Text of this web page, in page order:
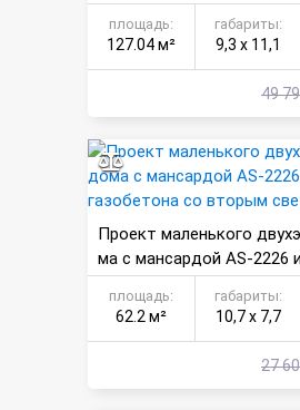
она
площадь:
127.04 м²
габариты:
9,3 х 11,1
49
Проект маленького
ма с мансардой AS-2226
а со вторым светом
площадь:
62.2 м²
габариты:
10,7 х 7,7
27